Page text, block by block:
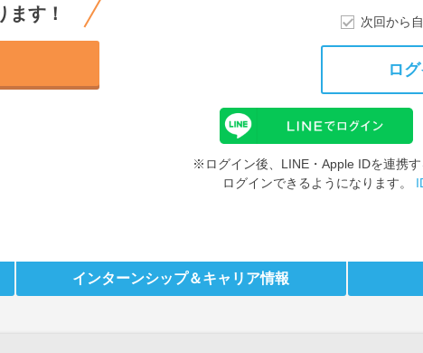
次回から
ロ
※ログイン後、LINE・Apple IDを連携
ログインできるようになります。
ます！
インターンシップ＆キャリア情報